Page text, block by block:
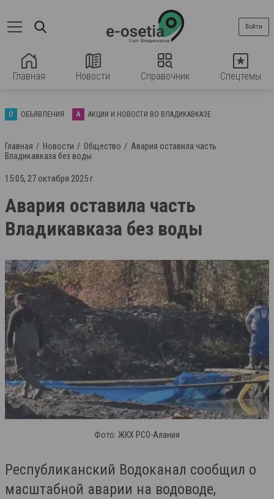
Главная Новости Справочник Спецтемы
Войти
О ОБЪЯВЛЕНИЯ А АКЦИИ И НОВОСТИ ВО ВЛАДИКАВКАЗЕ
Главная Новости Общество
Авария оставила часть
Владикавказа без воды
15:05, 27 октября 2025 г.
Авария оставила часть
Владикавказа без воды
Фото: ЖКХ РСО-Алания
Республиканский Водоканал сообщил о
масштабной аварии на водоводе,